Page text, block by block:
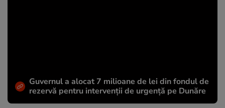
Guvernul a alocat 7 milioane de lei din fondul de
rezervă pentru intervenții de urgență pe Dunăre